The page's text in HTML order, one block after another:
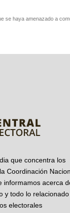
que concentra los
Coordinación
informamos acerca
y todo lo relacionado
electorales